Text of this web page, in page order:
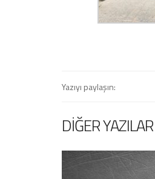
Yazıyı paylaşın:
DIĞER YAZILAR